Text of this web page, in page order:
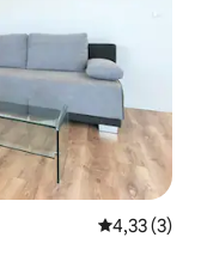
Средна
4,33 (3)